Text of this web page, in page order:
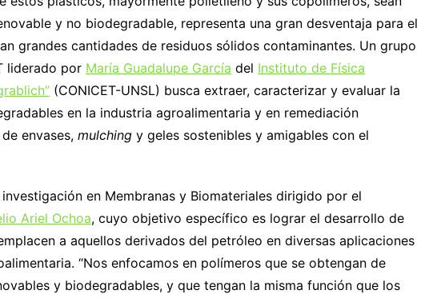
y no biodegradable, representa una gran desventaja para el
grandes cantidades de residuos sólidos contaminantes. Un grupo
liderado por María Guadalupe García del Instituto de Física
(CONICET-UNSL) busca extraer, caracterizar y evaluar la
en la industria agroalimentaria y en remediación
envases, mulching y geles sostenibles y amigables con el
en Membranas y Biomateriales dirigido por el
Ariel Ochoa, cuyo objetivo específico es lograr el desarrollo de
a aquellos derivados del petróleo en diversas aplicaciones
“Nos enfocamos en polímeros que se obtengan de
y biodegradables, y que tengan la misma función que los